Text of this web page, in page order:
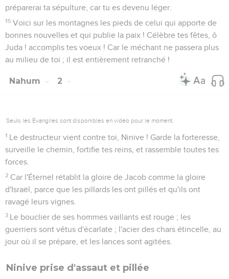
préparerai ta sépulture, car tu es devenu léger.
15 Voici sur les montagnes les pieds de celui qui apporte de
bonnes nouvelles et qui publie la paix ! Célèbre tes fêtes, ô
Juda ! accomplis tes voeux ! Car le méchant ne passera plus
au milieu de toi ; il est entièrement retranché !
Nahum 2
Seuls les Évangiles sont disponibles en vidéo pour le moment.
1 Le destructeur vient contre toi, Ninive ! Garde la forteresse,
surveille le chemin, fortifie tes reins, et rassemble toutes tes
forces.
2 Car l'Éternel rétablit la gloire de Jacob comme la gloire
d'Israël, parce que les pillards les ont pillés et qu'ils ont
ravagé leurs vignes.
3 Le bouclier de ses hommes vaillants est rouge ; les
guerriers sont vêtus d'écarlate ; l'acier des chars étincelle, au
jour où il se prépare, et les lances sont agitées.
Ninive prise d'assaut et pillée